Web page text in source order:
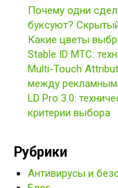
Почему одни
буксуют?
Какие цветы
Stable ID МТС:
Multi-Touch
между
LD Pro 3.0:
критерии выбора
Рубрики
Антивирусы и